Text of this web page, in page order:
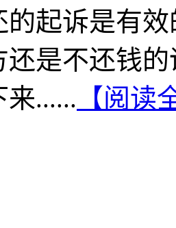
的起诉是有
还是不还钱
...... 【阅读